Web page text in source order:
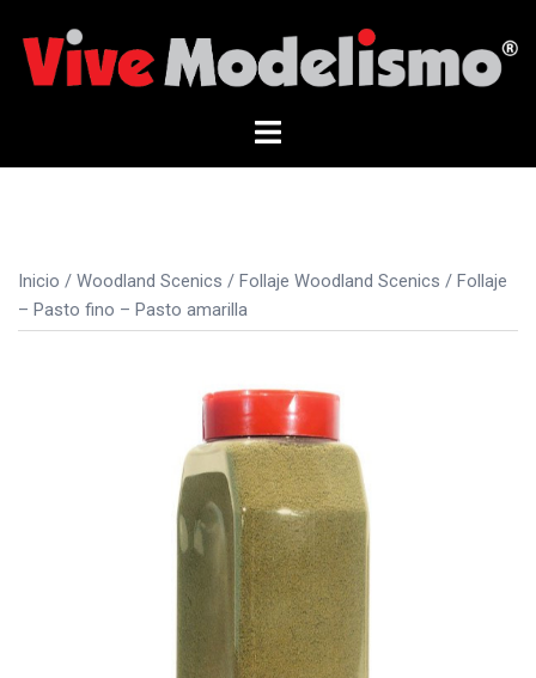
contenido
Alternar
Inicio / Woodland Scenics / Follaje Woodland Scenics / Follaje
– Pasto fino – Pasto amarilla